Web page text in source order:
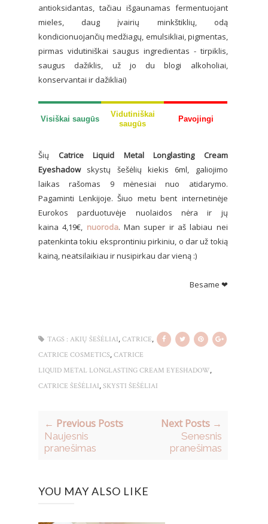
antioksidantas, tačiau išgaunamas fermentuojant
mieles, daug įvairių minkštiklių, odą
kondicionuojančių medžiagų, emulsikliai, pigmentas,
pirmas vidutiniškai saugus ingredientas - tirpiklis,
saugus dažiklis, už jo du blogi alkoholiai,
konservantai ir dažikliai)
Visiškai saugūs
Vidutiniškai
saugūs
Pavojingi
Šių Catrice Liquid Metal Longlasting Cream
Eyeshadow skystų šešėlių kiekis 6ml, galiojimo
laikas rašomas 9 mėnesiai nuo atidarymo.
Pagaminti Lenkijoje. Šiuo metu bent internetinėje
Eurokos parduotuvėje nuolaidos nėra ir jų
kaina 4,19€, nuoroda. Man super ir aš labiau nei
patenkinta tokiu eksprontiniu pirkiniu, o dar už tokią
kainą, neatsilaikiau ir nusipirkau dar vieną :)
Besame ❤
TAGS : AKIŲ ŠEŠĖLIAI, CATRICE,
CATRICE COSMETICS, CATRICE
LIQUID METAL LONGLASTING CREAM EYESHADOW,
CATRICE ŠEŠĖLIAI, SKYSTI ŠEŠĖLIAI
← Previous Posts
Naujesnis
pranešimas
Next Posts →
Senesnis
pranešimas
YOU MAY ALSO LIKE